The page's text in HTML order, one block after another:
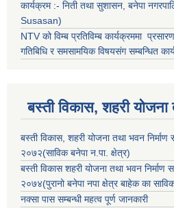
कार्यक्रम :- निती तथा सुशासन, बनेपा
Susasan)
NTV को विम्ब प्रतिविम्ब कार्यक्रममा
गतिबिधि र समसामयिक विषयसंग सम्बन्धित
बस्ती विकास, शहरी योजना
बस्ती विकास, शहरी योजना तथा भवन निर्माण
२०७२(साविक बनेपा न.पा. क्षेत्र)
बस्ती विकास शहरी योजना तथा भवन निर्माण
२०७४(पुरानो बनेपा नपा क्षेत्र बाहेक का
नक्सा पास सम्बन्धी महत्व पूर्ण जानकारी